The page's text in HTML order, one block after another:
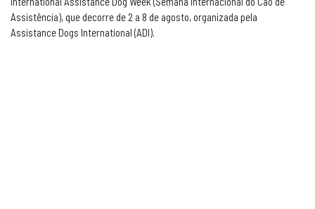
Assistência), que decorre de 2 a 8 de agosto, organizada pela
Assistance Dogs International (ADI).